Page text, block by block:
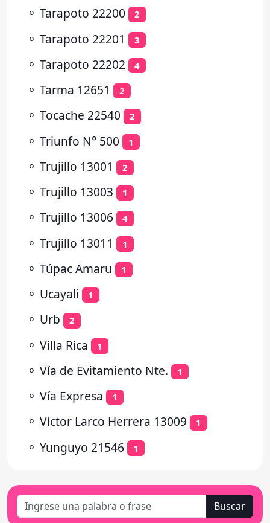
⚬ Tarapoto 22200 2
⚬ Tarapoto 22201 3
⚬ Tarapoto 22202 4
⚬ Tarma 12651 2
⚬ Tocache 22540 2
⚬ Triunfo N° 500 1
⚬ Trujillo 13001 2
⚬ Trujillo 13003 1
⚬ Trujillo 13006 4
⚬ Trujillo 13011 1
⚬ Túpac Amaru 1
⚬ Ucayali 1
⚬ Urb 2
⚬ Villa Rica 1
⚬ Vía de Evitamiento Nte. 1
⚬ Vía Expresa 1
⚬ Víctor Larco Herrera 13009 1
⚬ Yunguyo 21546 1
Buscar